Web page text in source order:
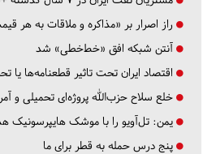
راز اصرار بر «مذاکره و ملاقات به
آنتن شبکه افق «خط‌خطی» شد
اقتصاد ایران تحت تاثیر قطعنامه‌ها یا
خلع سلاح حزب‌الله پروژه‌ای تحمیلی و
یمن: تل‌آویو را با موشک هایپرسونیک
پنج درس‌ حمله به قطر برای ما